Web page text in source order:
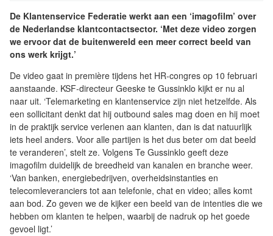
De Klantenservice Federatie werkt aan een ‘imagofilm’ over
de Nederlandse klantcontactsector. ‘Met deze video zorgen
we ervoor dat de buitenwereld een meer correct beeld van
ons werk krijgt.’
De video gaat in première tijdens het HR-congres op 10 februari
aanstaande. KSF-directeur Geeske te Gussinklo kijkt er nu al
naar uit. ‘Telemarketing en klantenservice zijn niet hetzelfde. Als
een sollicitant denkt dat hij outbound sales mag doen en hij moet
in de praktijk service verlenen aan klanten, dan is dat natuurlijk
iets heel anders. Voor alle partijen is het dus beter om dat beeld
te veranderen’, stelt ze. Volgens Te Gussinklo geeft deze
imagofilm duidelijk de breedheid van kanalen en branche weer.
‘Van banken, energiebedrijven, overheidsinstanties en
telecomleveranciers tot aan telefonie, chat en video; alles komt
aan bod. Zo geven we de kijker een beeld van de intenties die we
hebben om klanten te helpen, waarbij de nadruk op het goede
gevoel ligt.’